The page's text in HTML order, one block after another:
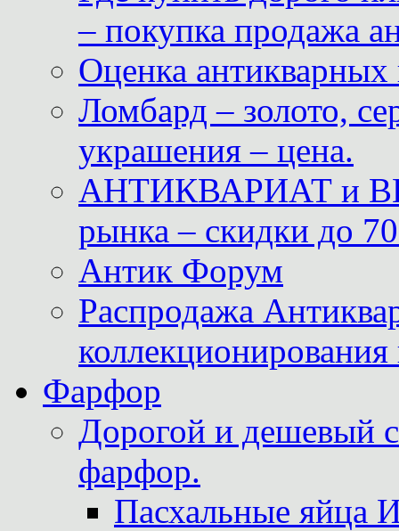
– покупка продажа
Оценка антикварных
Ломбард – золото,
украшения – цена.
АНТИКВАРИАТ и
рынка – скидки до
Антик Форум
Распродажа
Фарфор
Дорогой и дешевый
фарфор.
Пасхальные яйца